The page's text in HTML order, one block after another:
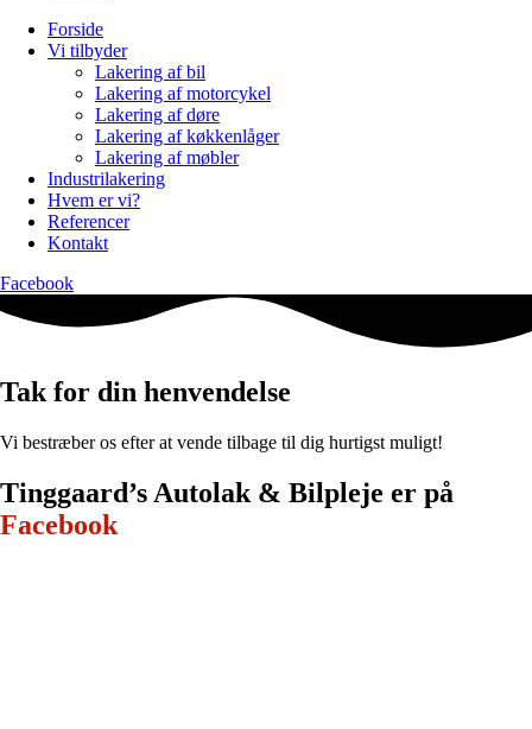
Forside
Vi tilbyder
Lakering af bil
Lakering af motorcykel
Lakering af døre
Lakering af køkkenlåger
Lakering af møbler
Industrilakering
Hvem er vi?
Referencer
Kontakt
Facebook
Tak for din henvendelse
Vi bestræber os efter at vende tilbage til dig hurtigst muligt!
Tinggaard’s Autolak & Bilpleje er ​på
Facebook